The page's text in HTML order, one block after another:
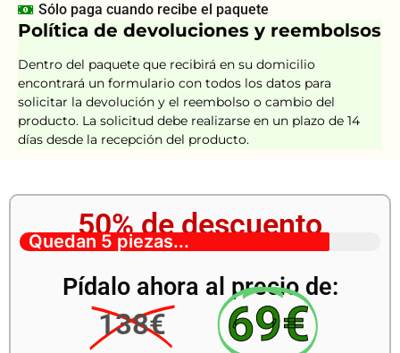
Sólo paga cuando recibe el paquete
Política de devoluciones y reembolsos
Dentro del paquete que recibirá en su domicilio
encontrará un formulario con todos los datos para
solicitar la devolución y el reembolso o cambio del
producto. La solicitud debe realizarse en un plazo de 14
días desde la recepción del producto.
50% de descuento
Quedan 5 piezas...
Pídalo ahora al precio de:
138€ 69€